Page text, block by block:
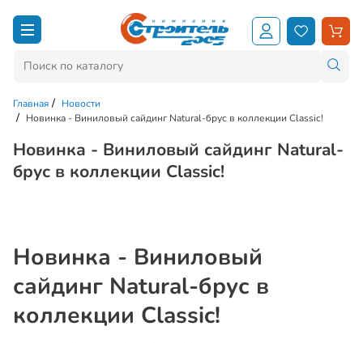
Главная
Новости
Новинка - Виниловый сайдинг Natural-брус в коллекции Classic!
Новинка - Виниловый сайдинг Natural-
брус в коллекции Classic!
Новинка - Виниловый
сайдинг Natural-брус в
коллекции Classic!